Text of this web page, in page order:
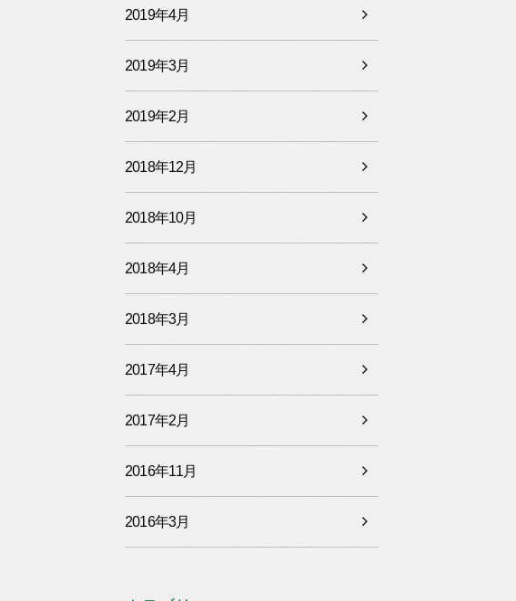
2019年4月
2019年3月
2019年2月
2018年12月
2018年10月
2018年4月
2018年3月
2017年4月
2017年2月
2016年11月
2016年3月